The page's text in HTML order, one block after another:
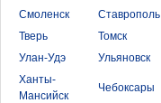
Смоленск Ставрополь
Тверь
Томск
Улан-Удэ
Ульяновск
Ханты-
Мансийск
Чебоксары